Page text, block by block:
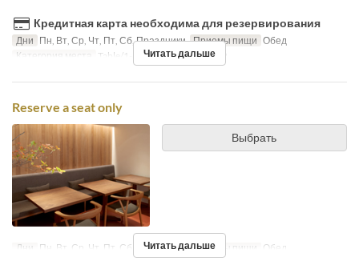
Кредитная карта необходима для резервирования
Дни Пн, Вт, Ср, Чт, Пт, Сб, Праздники Приемы пищи Обед
Категория места
Table/1-8Pax, ChefsTable/2-5P
Читать дальше
Reserve a seat only
Выбрать
Дни Пн, Вт, Ср, Чт, Пт, Сб, Праздники Приемы пищи Обед
Читать дальше